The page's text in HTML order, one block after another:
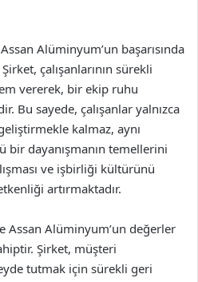
Alüminyum’un başarısında
çalışanlarının sürekli
vererek, bir ekip ruhu
Bu sayede, çalışanlar yalnızca
kalmaz, aynı
bir dayanışmanın temellerini
ve işbirliği kültürünü
artırmaktadır.
Assan Alüminyum’un değerler
Şirket, müşteri
tutmak için sürekli geri